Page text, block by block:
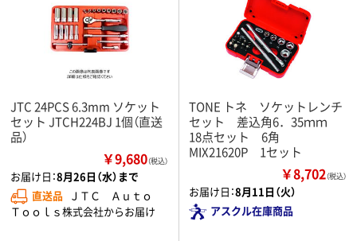
JTC 24PCS 6.3mm ソケット
セット JTCH224BJ 1個（直送
品）
￥9,680（税込）
お届け日：8月26日（水）まで
直送品
ＪＴＣ Ａｕｔｏ
Ｔｏｏｌｓ株式会社からお届け
TONE トネ ソケットレンチ
セット 差込角6．35ｍｍ
18点セット 6角
MIX21620P 1セット
￥8,702（税込）
お届け日：8月11日（火）
アスクル在庫商品